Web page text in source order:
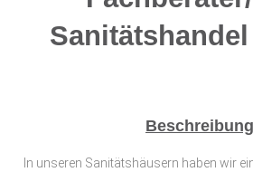
In unseren Sanitätshäusern haben wir